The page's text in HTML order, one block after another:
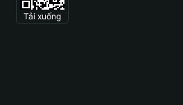
Tải xuống